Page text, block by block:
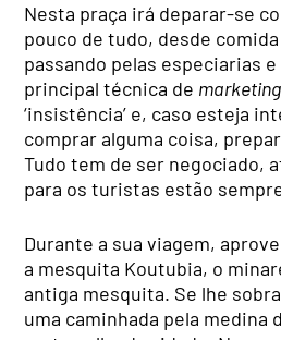
Nesta praça irá deparar-se
pouco de tudo, desde comida
passando pelas especiarias
principal técnica de marketing
‘insistência’ e, caso esteja
comprar alguma coisa,
Tudo tem de ser negociado,
para os turistas estão
Durante a sua viagem,
a mesquita Koutubia, o
antiga mesquita. Se lhe
uma caminhada pela medina